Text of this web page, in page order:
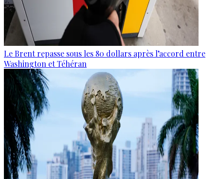
Le Brent repasse sous les 80 dollars après l’accord entre
Washington et Téhéran